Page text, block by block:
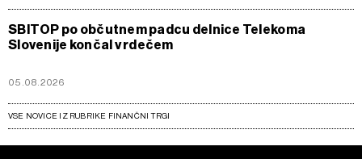
SBITOP po občutnem padcu delnice Telekoma
Slovenije končal v rdečem
05.08.2026
VSE NOVICE IZ RUBRIKE FINANČNI TRGI